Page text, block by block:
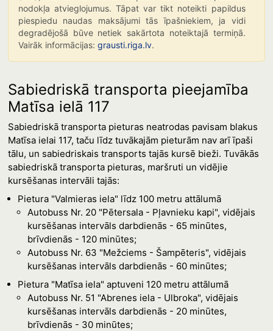
nodokļa atvieglojumus. Tāpat var tikt noteikti papildus
piespiedu naudas maksājumi tās īpašniekiem, ja vidi
degradējošā būve netiek sakārtota noteiktajā termiņā.
Vairāk informācijas: grausti.riga.lv.
Sabiedriskā transporta pieejamība
Matīsa ielā 117
Sabiedriskā transporta pieturas neatrodas pavisam blakus
Matīsa ielai 117, taču līdz tuvākajām pieturām nav arī īpaši
tālu, un sabiedriskais transports tajās kursē bieži. Tuvākās
sabiedriskā transporta pieturas, maršruti un vidējie
kursēšanas intervāli tajās:
Pietura "Valmieras iela" līdz 100 metru attālumā
Autobuss Nr. 20 "Pētersala - Pļavnieku kapi", vidējais
kursēšanas intervāls darbdienās - 65 minūtes,
brīvdienās - 120 minūtes;
Autobuss Nr. 63 "Mežciems - Šampēteris", vidējais
kursēšanas intervāls darbdienās - 60 minūtes;
Pietura "Matīsa iela" aptuveni 120 metru attālumā
Autobuss Nr. 51 "Abrenes iela - Ulbroka", vidējais
kursēšanas intervāls darbdienās - 20 minūtes,
brīvdienās - 30 minūtes;